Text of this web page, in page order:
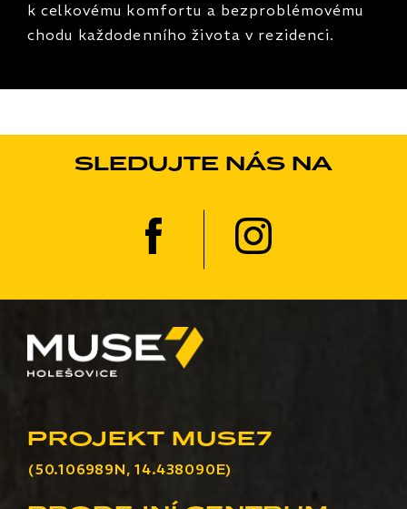
k celkovému komfortu a bezproblémovému
chodu každodenního života v rezidenci.
SLEDUJTE NÁS NA
PROJEKT MUSE7
(50.106989N, 14.438090E)